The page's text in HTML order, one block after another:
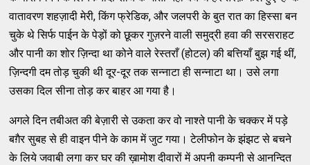
वातावरण शहज़ादी मेरी, किंग फ्रेडिक, और जलपरी के बुत रात का हिस्‍सा बन
चुके थे सिर्फ पाईन के पेड़ों को छूकर गुज़रने वाली समुद्री हवा की सरसराहट
और पानी का शोर ज़िन्‍दा था कोने वाले रेस्‍तराँ (होटल) की बत्तियाँ बुझ गई थीं,
ज़िन्‍दगी दम तोड़ चुकी थी दूर-दूर तक सन्‍नाटा ही सन्‍नाटा था। उसे लगा
उसका दिल सीना तोड़ कर बाहर आ गया है।
अगले दिन तबीअत की बेज़ारी से उकता कर वो नाश्‍ते पानी के चक्‍कर में पड़े
बग़ैर सुबह से ही वाइन पीने के काम में जुट गया। टेलीफोन के झंझट से बचने
के लिये जवाबी लगा कर घर की ख़ामोश दीवारों में अपनी कम्‍पनी से आनन्‍दित